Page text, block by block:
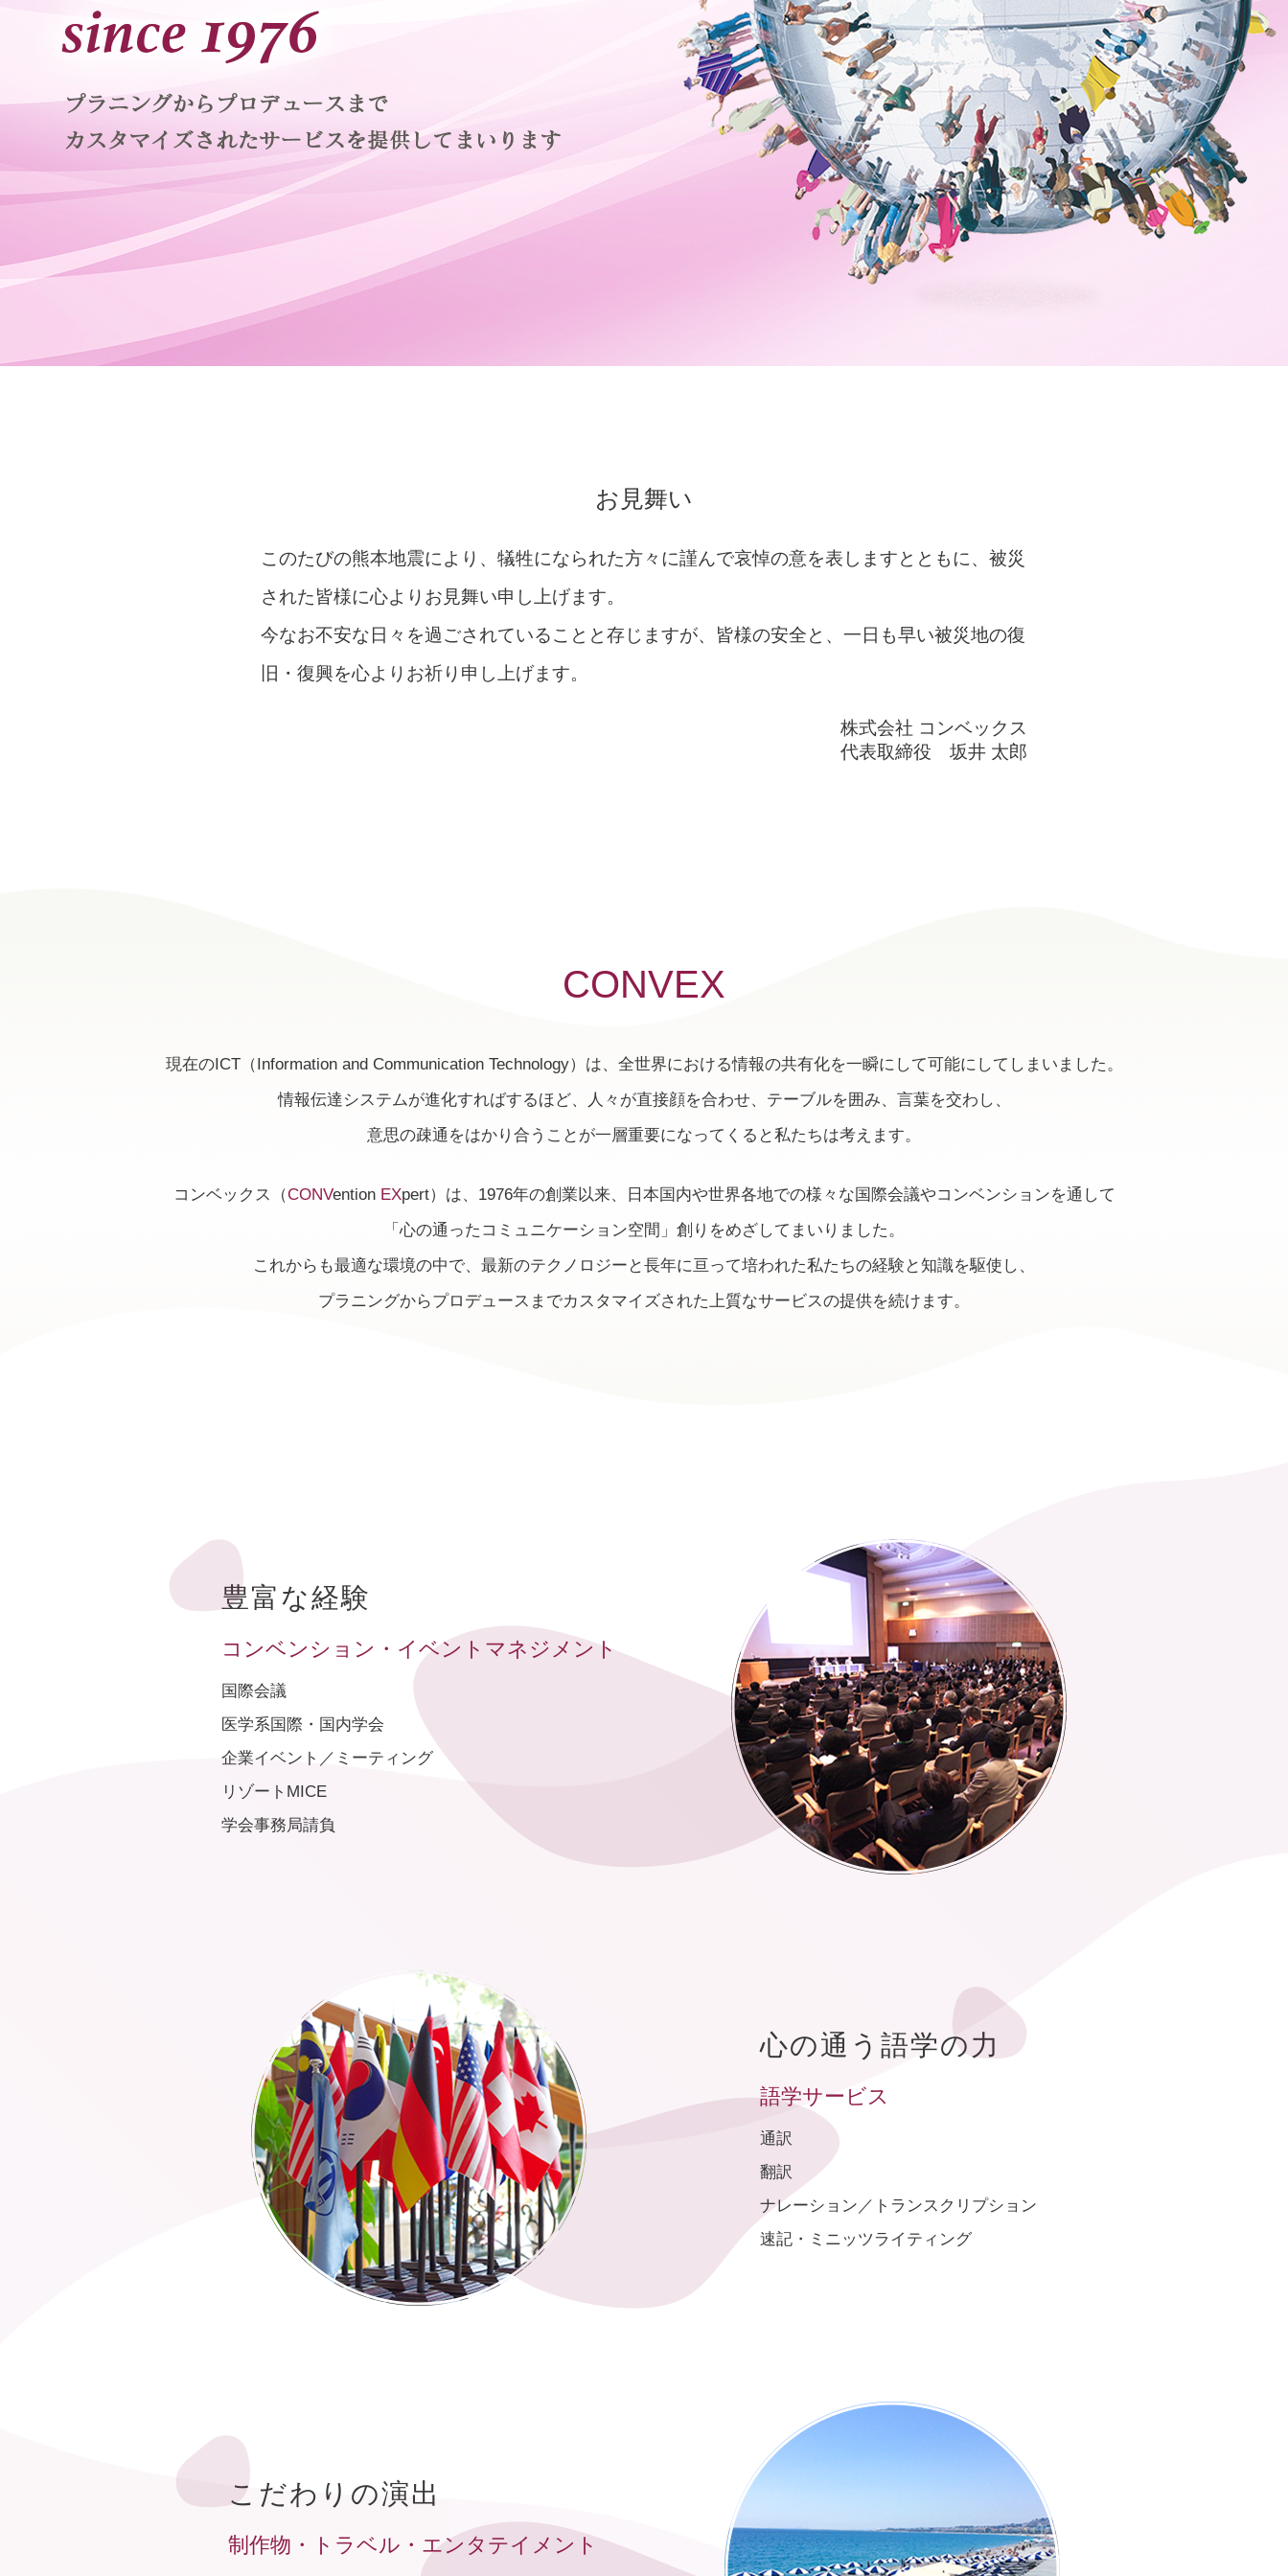
お見舞い
このたびの熊本地震により、犠牲になられた方々に謹んで哀悼の意を表しますとともに、被災
された皆様に心よりお見舞い申し上げます。
今なお不安な日々を過ごされていることと存じますが、皆様の安全と、一日も早い被災地の復
旧・復興を心よりお祈り申し上げます。
株式会社 コンベックス
代表取締役 坂井 太郎
CONVEX
現在のICT（Information and Communication Technology）は、全世界における情報の共有化を⼀瞬にして可能にしてしまいました。
情報伝達システムが進化すればするほど、人々が直接顔を合わせ、テーブルを囲み、言葉を交わし、
意思の疎通をはかり合うことが一層重要になってくると私たちは考えます。
コンベックス（CONVention EXpert）は、1976年の創業以来、日本国内や世界各地での様々な国際会議やコンベンションを通して
「心の通ったコミュニケーション空間」創りをめざしてまいりました。
これからも最適な環境の中で、最新のテクノロジーと長年に亘って培われた私たちの経験と知識を駆使し、
プラニングからプロデュースまでカスタマイズされた上質なサービスの提供を続けます。
豊富な経験
コンベンション・ イベントマネジメント
国際会議
医学系国際・国内学会
企業イベント／ミーティング
リゾートMICE
学会事務局請負
心の通う語学の力
語学サービス
通訳
翻訳
ナレーション／トランスクリプション
速記・ミニッツライティング
こだわりの演出
制作物・ トラベル・エンタテイメント